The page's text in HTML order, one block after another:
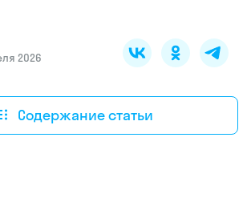
2026
Содержание статьи